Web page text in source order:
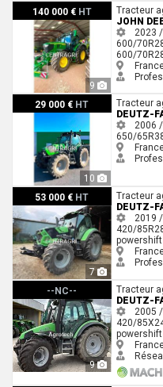
140 000 € HT
9
John Deere 6R 175
Tracteur
JOHN
2023
600/
600/
29 000 € HT
10
Deutz-Fahr AGROTRON 150Tracteur
DEUTZ-
2006
650/
53 000 € HT
7
Deutz-Fahr AGROTRON 6165.4
Tracteur
DEUTZ-
2019
420/
powershift
--NC--
9
Deutz-Fahr AGROTRON 90Tracteur
DEUTZ-
2005
420/
powershift